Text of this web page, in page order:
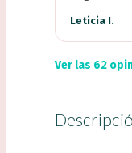
Leticia I.
Ver las 62